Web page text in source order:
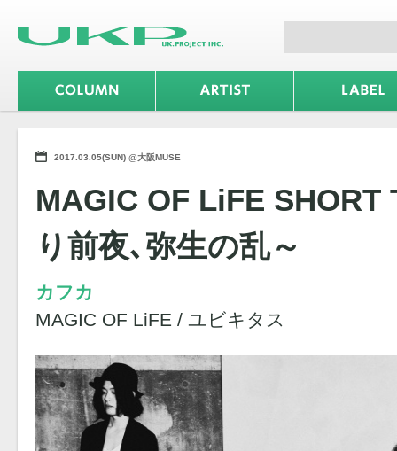
2017.03.05(SUN) @大阪MUSE
MAGIC OF LiFE SHORT
り前夜､弥生の乱～
カフカ
MAGIC OF LiFE / ユビキタス